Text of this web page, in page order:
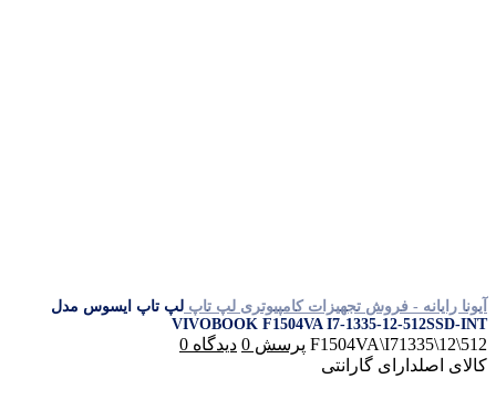
آیونا رایانه - فروش تجهیزات کامپیوتری لپ تاپ لپ تاپ ایسوس مدل
VIVOBOOK F1504VA I7-1335-12-512SSD-INT
F1504VA\I71335\12\512 پرسش 0 دیدگاه 0
کالای اصلدارای گارانتی